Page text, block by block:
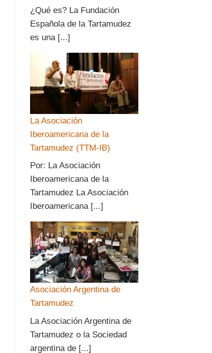
¿Qué es? La Fundación
Española de la Tartamudez
es una [...]
La Asociación
Iberoamericana de la
Tartamudez (TTM-IB)
Por: La Asociación
Iberoamericana de la
Tartamudez La Asociación
Iberoamericana [...]
Asociación Argentina de
Tartamudez
La Asociación Argentina de
Tartamudez o la Sociedad
argentina de [...]